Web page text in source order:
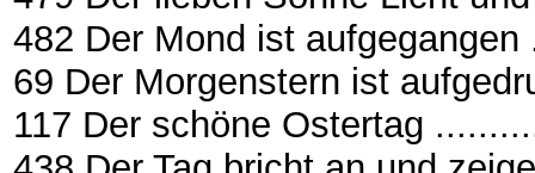
482 Der Mond ist
69 Der Morgenstern ist
117 Der schöne Ostertag